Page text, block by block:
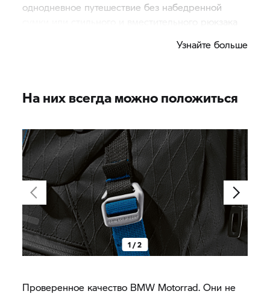
однодневное путешествие без набедренной
Узнайте больше
На них всегда можно положиться
1 / 2
Проверенное качество BMW Motorrad. Они не